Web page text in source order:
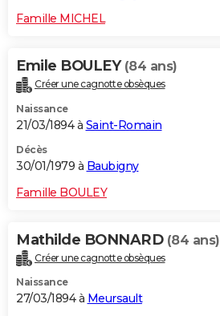
Famille MICHEL
Emile BOULEY (84 ans)
Créer une cagnotte obsèques
Naissance
21/03/1894 à Saint-Romain
Décès
30/01/1979 à Baubigny
Famille BOULEY
Mathilde BONNARD (84 ans)
Créer une cagnotte obsèques
Naissance
27/03/1894 à Meursault